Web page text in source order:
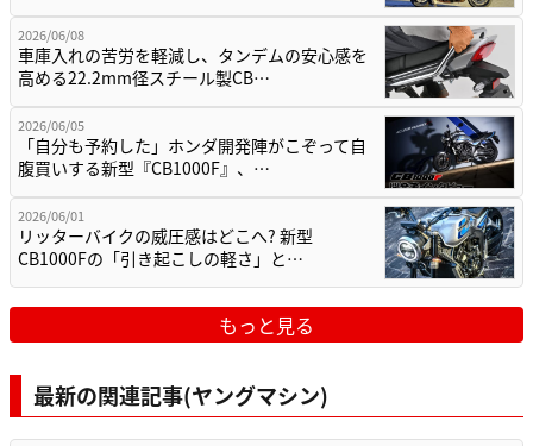
2026/06/08
車庫入れの苦労を軽減し、タンデムの安心感を
高める22.2mm径スチール製CB…
2026/06/05
「自分も予約した」ホンダ開発陣がこぞって自
腹買いする新型『CB1000F』、…
2026/06/01
リッターバイクの威圧感はどこへ? 新型
CB1000Fの「引き起こしの軽さ」と…
もっと見る
最新の関連記事(ヤングマシン)